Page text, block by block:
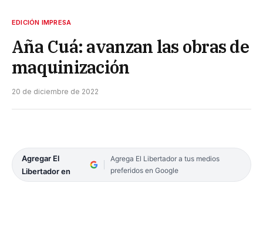
EDICIÓN IMPRESA
Aña Cuá: avanzan las obras de
maquinización
20 de diciembre de 2022
Agregar El
Libertador en
Agrega El Libertador a tus medios
preferidos en Google